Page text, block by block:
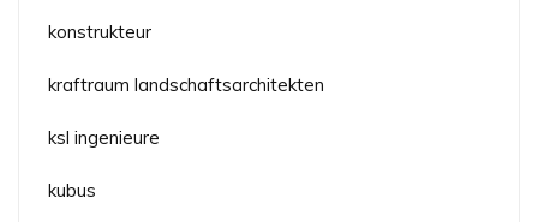
konstrukteur
kraftraum landschaftsarchitekten
ksl ingenieure
kubus